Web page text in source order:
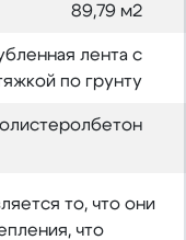
89,79 м2
лента с
по грунту
то, что они
что